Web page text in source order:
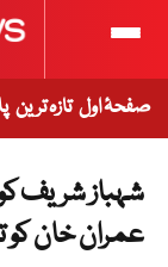
صفحۂ اول تازہ ترین
شہباز شریف
عمران خان کو